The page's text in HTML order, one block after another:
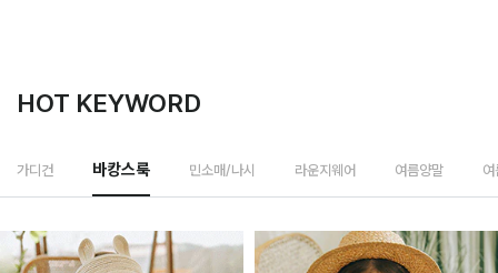
HOT KEYWORD
가디건 바캉스룩 민소매/나시 라운지웨어 여름양말